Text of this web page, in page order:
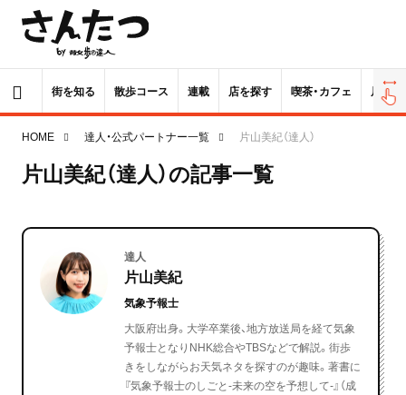
街を知る 散歩コース 連載 店を探す 喫茶・カフェ 居酒屋
HOME 達人・公式パートナー一覧 片山美紀（達人）
片山美紀（達人）の記事一覧
達人
片山美紀
気象予報士
大阪府出身。大学卒業後、地方放送局を経て気象
予報士となりNHK総合やTBSなどで解説。街歩
きをしながらお天気ネタを探すのが趣味。著書に
『気象予報士のしごと‐未来の空を予想して‐』（成